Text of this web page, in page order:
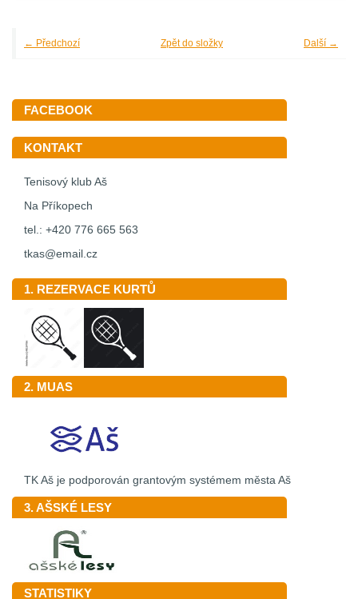
← Předchozí Další →
Zpět do složky
FACEBOOK
KONTAKT
Tenisový klub Aš
Na Příkopech
tel.: +420 776 665 563
tkas@email.cz
1. REZERVACE KURTŮ
2. MUAS
TK Aš je podporován grantovým systémem města Aš
3. AŠSKÉ LESY
STATISTIKY